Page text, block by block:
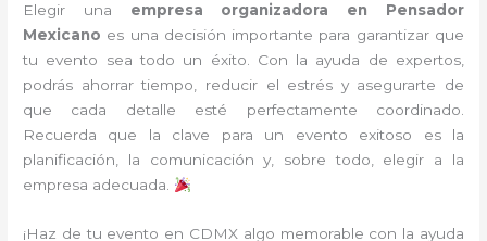
Elegir una empresa organizadora en Pensador
Mexicano es una decisión importante para garantizar que
tu evento sea todo un éxito. Con la ayuda de expertos,
podrás ahorrar tiempo, reducir el estrés y asegurarte de
que cada detalle esté perfectamente coordinado.
Recuerda que la clave para un evento exitoso es la
planificación, la comunicación y, sobre todo, elegir a la
empresa adecuada.
¡Haz de tu evento en CDMX algo memorable con la ayuda